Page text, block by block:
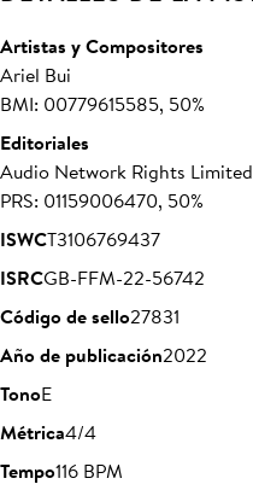
Artistas y Compositores
Ariel Bui
BMI: 00779615585, 50%
Editoriales
Audio Network Rights Limited
PRS: 01159006470, 50%
ISWCT3106769437
ISRCGB-FFM-22-56742
Código de sello27831
Año de publicación2022
TonoE
Métrica4/4
Tempo116 BPM